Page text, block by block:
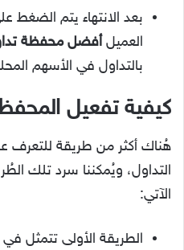
بعد الانتهاء يتم
العميل أفضل محفظة
بالتداول في الأسهم
كيفية تفعيل
هُناك أكثر من طريقة للتعرف
التداول، ويُمكننا سرد تلك
الآتي:
الطريقة الأولى تتمثل